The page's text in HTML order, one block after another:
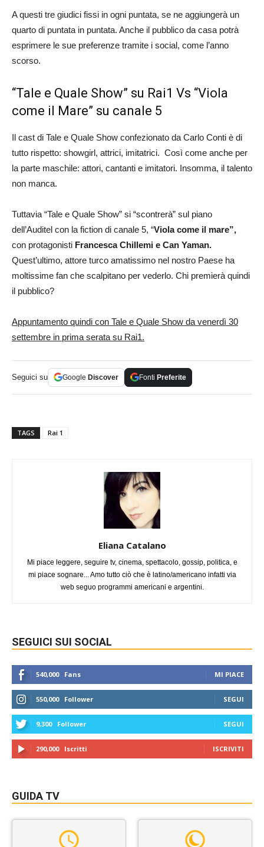
A questi tre giudici fissi in ogni puntata, se ne aggiungerà un
quarto di puntata in puntata. Anche il pubblico da casa potrà
esprimere le sue preferenze tramite i social, come l’anno
scorso.
“Tale e Quale Show” su Rai1 Vs “Viola
come il Mare” su canale 5
Il cast di Tale e Quale Show confezionato da Carlo Conti è di
tutto rispetto: showgirl, attrici, imitatrici. Così come anche per
la parte maschile: attori, cantanti e imitatori. Insomma, il talento
non manca.
Tuttavia “Tale e Quale Show” si “scontrerà” sul piano
dell’Auditel con la fiction di canale 5, “Viola come il mare”,
con protagonisti Francesca Chillemi e Can Yaman.
Quest’ultimo, attore turco amatissimo nel nostro Paese ha
moltissime fan che scalpitano per vederlo. Chi premierà quindi
il pubblico?
Appuntamento quindi con Tale e Quale Show da venerdì 30
settembre in prima serata su Rai1.
Seguici su Google Discover Fonti Preferite
TAGS Rai 1
Eliana Catalano
Mi piace leggere, seguire tv, cinema, spettacolo, gossip, politica, e
mi piace sognare... Amo tutto ciò che è latino/americano infatti via
web seguo programmi americani e argentini.
SEGUICI SUI SOCIAL
540,000 Fans MI PIACE
550,000 Follower SEGUI
9,300 Follower SEGUI
290,000 Iscritti ISCRIVITI
GUIDA TV